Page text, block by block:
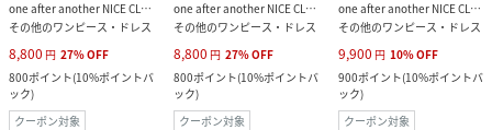
one after another NICE CLAUP
その他のワンピース・ドレス
8,800 円 27%OFF
800ポイント(10%ポイントバ
ック)
クーポン対象
one after another NICE CLAUP
その他のワンピース・ドレス
8,800 円 27%OFF
800ポイント(10%ポイントバ
ック)
クーポン対象
one after another NICE CLAUP
その他のワンピース・ドレス
9,900 円 10%OFF
900ポイント(10%ポイントバ
ック)
クーポン対象